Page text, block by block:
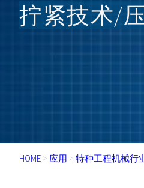
拧紧技术/­
HOME > 应用 > 特种工程机械行